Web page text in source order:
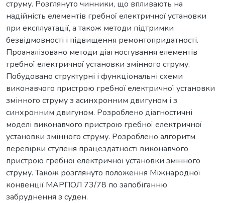
струму. Розглянуто чинники, що впливають на
надійність елементів гребної електричної установки
при експлуатації, а також методи підтримки
безвідмовності і підвищення ремонтопридатності.
Проаналізовано методи діагностування елементів
гребної електричної установки змінного струму.
Побудовано структурні і функціональні схеми
виконавчого пристрою гребної електричної установки
змінного струму з асинхронним двигуном і з
синхронним двигуном. Розроблено діагностичні
моделі виконавчого пристрою гребної електричної
установки змінного струму. Розроблено алгоритм
перевірки ступеня працездатності виконавчого
пристрою гребної електричної установки змінного
струму. Також розглянуто положення Міжнародної
конвенції МАРПОЛ 73/78 по запобіганню
забруднення з суден.